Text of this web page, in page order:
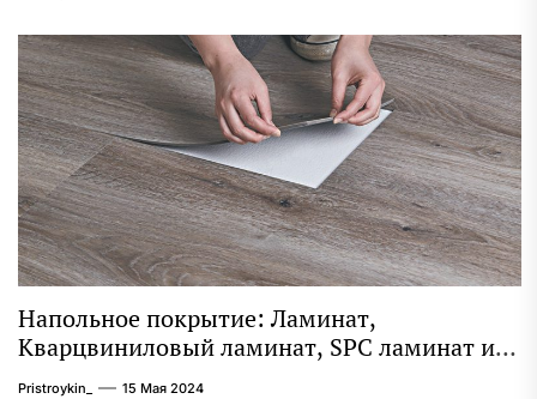
Напольное покрытие: Ламинат,
Кварцвиниловый ламинат, SPC ламинат и
Ламинат под плитку
Pristroykin_ 15 Мая 2024